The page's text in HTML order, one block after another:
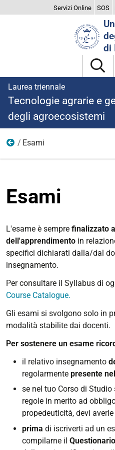
Servizi Online SOS
di
Laurea triennale
Tecnologie agrarie e
degli agroecosistemi
Didattica
Esami
Esami
L'esame è sempre finalizzato
dell'apprendimento in
specifici dichiarati dalla/dal
insegnamento.
Per consultare il Syllabus di
Course Catalogue.
Gli esami si svolgono solo in
modalità stabilite dai docenti.
Per sostenere un esame
il relativo insegnamento
regolarmente presente
se nel tuo Corso di
regole in merito ad
propedeuticità, devi
prima di iscriverti ad un
compilarne il